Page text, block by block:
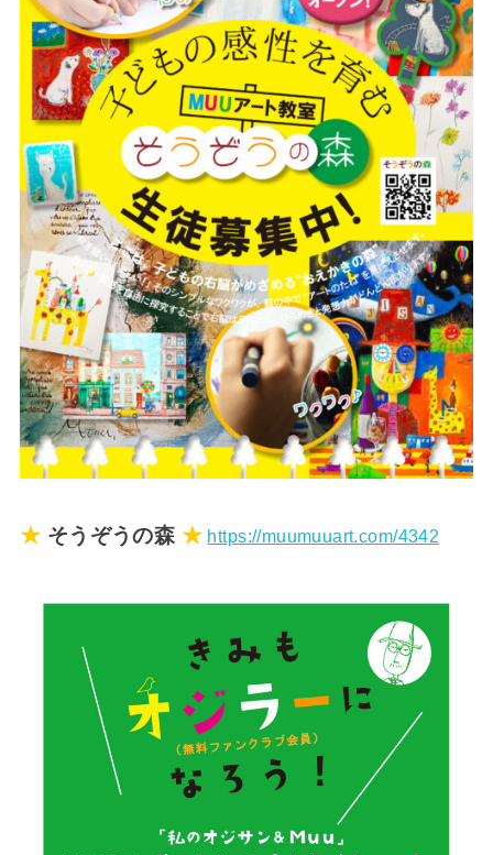
★ そうぞうの森 ★ https://muumuuart.com/4342